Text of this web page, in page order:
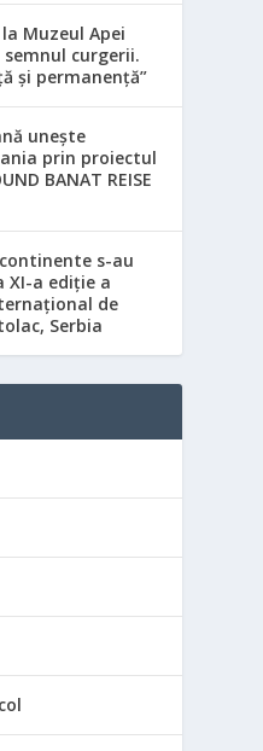
Muzeul Apei
semnul curgerii.
și permanență”
unește
prin proiectul
BANAT REISE
s-au
XI-a ediție a
de
Serbia